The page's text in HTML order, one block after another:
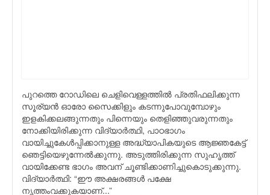
പുറത്തെ റോഡിലെ ചെളിവെള്ളത്തില്‍ പ്രതിഫലിക്കുന്ന
സൂര്യന്‍ ഓരോ സൈക്കിളും കടന്നുപോവുമ്പോഴും
ഇളകിക്കലങ്ങുന്നതും പിന്നെയും തെളിഞ്ഞുവരുന്നതും
നോക്കിയിരിക്കുന്ന വിദ്യാര്‍ത്ഥി, പാഠഭാഗം
വായിച്ചുകേള്‍പ്പിക്കാനുള്ള അദ്ധ്യാപികയുടെ ആജ്ഞകേട്ട്
ഞെട്ടിയെഴുന്നേല്‍ക്കുന്നു. അടുത്തിരിക്കുന്ന സുഹൃത്ത്
വായിക്കേണ്ട ഭാഗം അവന് ചൂണ്ടിക്കാണിച്ചുകൊടുക്കുന്നു.
വിദ്യാര്‍ത്ഥി: “ഈ അക്ഷരങ്ങള്‍ പക്ഷേ
നൃത്തംവക്കുകയാണ്...”